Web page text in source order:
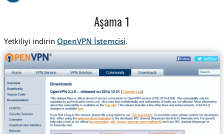
Aşama 1
Yetkiliyi indirin OpenVPN İstemcisi.